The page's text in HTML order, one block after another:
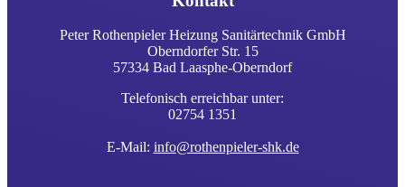
Peter Rothenpieler Heizung Sanitärtechnik GmbH
Oberndorfer Str. 15
57334 Bad Laasphe-Oberndorf
Telefonisch erreichbar unter:
02754 1351
E-Mail: info@rothenpieler-shk.de